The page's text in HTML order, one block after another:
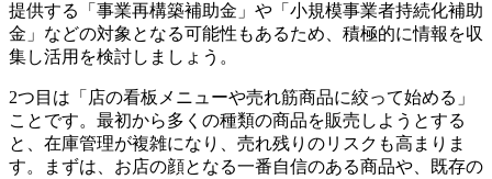
提供する「事業再構築補助金」や「小規模事業者持続化補助
金」などの対象となる可能性もあるため、積極的に情報を収
集し活用を検討しましょう。
2つ目は「店の看板メニューや売れ筋商品に絞って始める」
ことです。最初から多くの種類の商品を販売しようとする
と、在庫管理が複雑になり、売れ残りのリスクも高まりま
す。まずは、お店の顔となる一番自信のある商品や、既存の